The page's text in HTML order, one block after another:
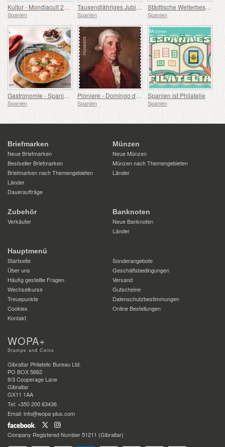
Kultur - Mondiacult 25 Spanien, Barcelona
Spanien
Tausendjähriges Jubiläum des Klosters Montserrat, Barcelona
Spanien
Städtische Welterbestätten – Alcalá de Henares
Spanien
Gastronomie - Spanien in 19 Gerichten, Melilla, Seeteufel a la Rusadir
Spanien
Pioniere - Domingo de Bonechea
Spanien
Spanien ist Philatelie
Spanien
Briefmarken
Neue Briefmarken
Bestseller Briefmarken
Briefmarken nach Themengebieten
Länder
Daueraufträge
Münzen
Neue Münzen
Münzen nach Themengebieten
Länder
Zubehör
Verkäufer
Banknoten
Neue Banknoten
Länder
Hauptmenü
Startseite
Sonderangebote
Über uns
Geschäftsbedingungen
Häufig gestellte Fragen
Versand
Wechselkurse
Gutscheine
Treuepunkte
Datenschutzbestimmungen
Cookies
Online Bestellungen
Kontakt
WOPA+
Stamps and Coins
Gibraltar Philatelic Bureau Ltd.
PO BOX 5662
9/3 Cooperage Lane
Gibraltar
GX11 1AA
Tel: +350 200 63436
Email: info@wopa-plus.com
Company Registered Number 51211 (Gibraltar)